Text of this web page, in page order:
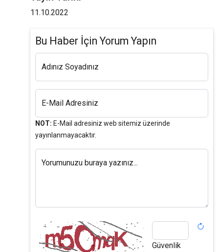
11.10.2022
Bu Haber İçin Yorum Yapın
Adınız Soyadınız
E-Mail Adresiniz
NOT: E-Mail adresiniz web sitemiz üzerinde
yayınlanmayacaktır.
Yorumunuzu buraya yazınız...
Güvenlik